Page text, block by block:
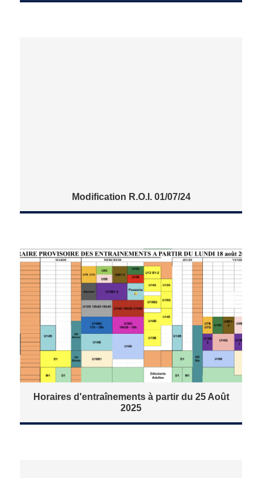
Modification R.O.I. 01/07/24
Horaires d'entraînements à partir du 25 Août
2025